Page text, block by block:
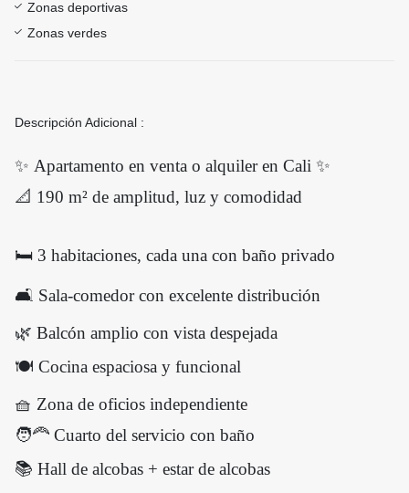
Zonas deportivas
Zonas verdes
Descripción Adicional :
✨ Apartamento en venta o alquiler en Cali ✨
📐 190 m² de amplitud, luz y comodidad
🛏️ 3 habitaciones, cada una con baño privado
🛋️ Sala-comedor con excelente distribución
🌿 Balcón amplio con vista despejada
🍽️ Cocina espaciosa y funcional
🧺 Zona de oficios independiente
🧑‍🦰 Cuarto del servicio con baño
📚 Hall de alcobas + estar de alcobas